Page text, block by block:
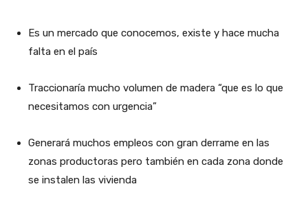
Es un mercado que conocemos, existe y hace mucha
falta en el país
Traccionaría mucho volumen de madera “que es lo que
necesitamos con urgencia”
Generará muchos empleos con gran derrame en las
zonas productoras pero también en cada zona donde
se instalen las vivienda